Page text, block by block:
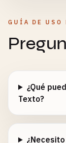
GUÍA DE USO
¿Qué
Texto?